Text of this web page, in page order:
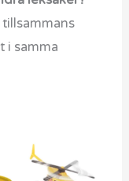
i samma